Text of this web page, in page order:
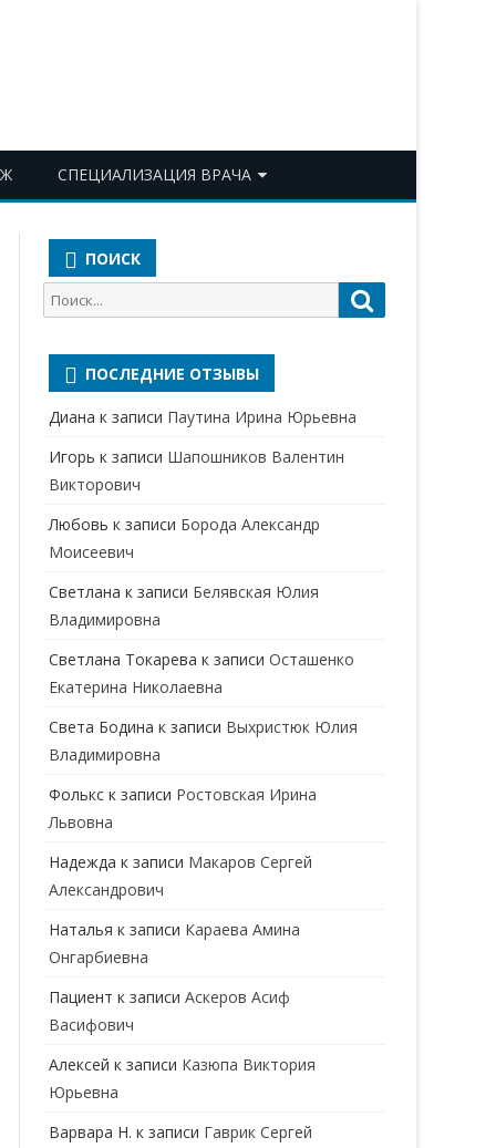
СПЕЦИАЛИЗАЦИЯ ВРАЧА
АЛЛЕРГОЛОГ-ИММУНОЛОГ
АНЕСТЕЗИОЛОГ-
БАКТЕРИОЛОГ
ВЕРТЕБРОЛОГ
ГАСТРОЭНТЕРОЛОГ
ГИНЕКОЛОГ
ГОМЕОПАТ
ДЕРМАТОЛОГ
ДЕТСКИЕ ВРАЧИ ДЕТСКИЙ КАРДИОЛОГ
ДЕТСКИЙ ХИРУРГ
ПЕРИНАТАЛЬНЫЙ ПСИХОЛОГ
КАРДИОЛОГ
КОСМЕТОЛОГ
МАССАЖИСТ
НАРКОЛОГ
НЕВРОПАТОЛОГ
НЕФРОЛОГ
ПОИСК
Поиск
для:
ПОСЛЕДНИЕ ОТЗЫВЫ
Диана к записи Паутина Ирина Юрьевна
Игорь к записи Шапошников Валентин
Викторович
Любовь к записи Борода Александр
Моисеевич
Светлана к записи Белявская Юлия
Владимировна
Cветлана Токарева к записиОсташенко
Екатерина Николаевна
Света Бодина к записи Выхристюк Юлия
Владимировна
Фолькс к записи Ростовская Ирина
Львовна
Надежда к записи Макаров Сергей
Александрович
Наталья к записи Караева Амина
Онгарбиевна
Пациент к записиАскеров Асиф
Васифович
Алексей к записи Казюпа Виктория
Юрьевна
Варвара Н. к записи Гаврик Сергей